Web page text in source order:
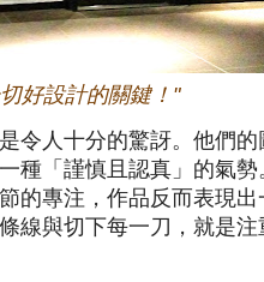
好設計的關鍵！"
令人十分的驚訝。他們的
種「謹慎且認真」的氣
的專注，作品反而表現出
線與切下每一刀，就是注